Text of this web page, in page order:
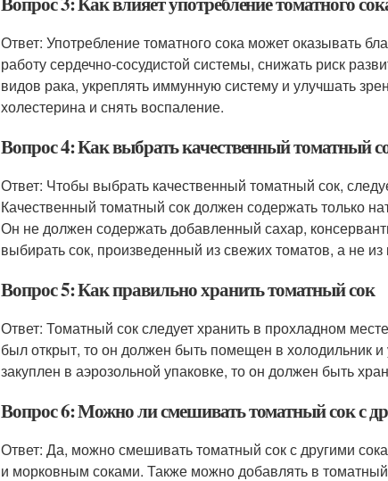
Ответ: Употребление томатного сока может оказывать
работу сердечно-сосудистой системы, снижать риск
видов рака, укреплять иммунную систему и улучшать
холестерина и снять воспаление.
Вопрос 4: Как выбрать качественный томатный
Ответ: Чтобы выбрать качественный томатный сок,
Качественный томатный сок должен содержать только
Он не должен содержать добавленный сахар,
выбирать сок, произведенный из свежих томатов, а не из
Вопрос 5: Как правильно хранить томатный сок
Ответ: Томатный сок следует хранить в прохладном
был открыт, то он должен быть помещен в холодильник
закуплен в аэрозольной упаковке, то он должен быть
Вопрос 6: Можно ли смешивать томатный сок с
Ответ: Да, можно смешивать томатный сок с другими
и морковным соками. Также можно добавлять в томатный